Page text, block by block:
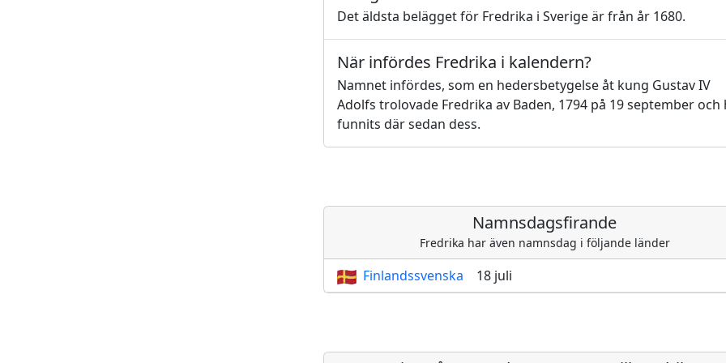
Det äldsta belägget för Fredrika i Sverige är från år 1680.
När infördes Fredrika i kalendern?
Namnet infördes, som en hedersbetygelse åt kung Gustav IV
Adolfs trolovade Fredrika av Baden, 1794 på 19 september och
funnits där sedan dess.
Namnsdagsfirande
Fredrika har även namnsdag i följande länder
Finlandssvenska 18 juli